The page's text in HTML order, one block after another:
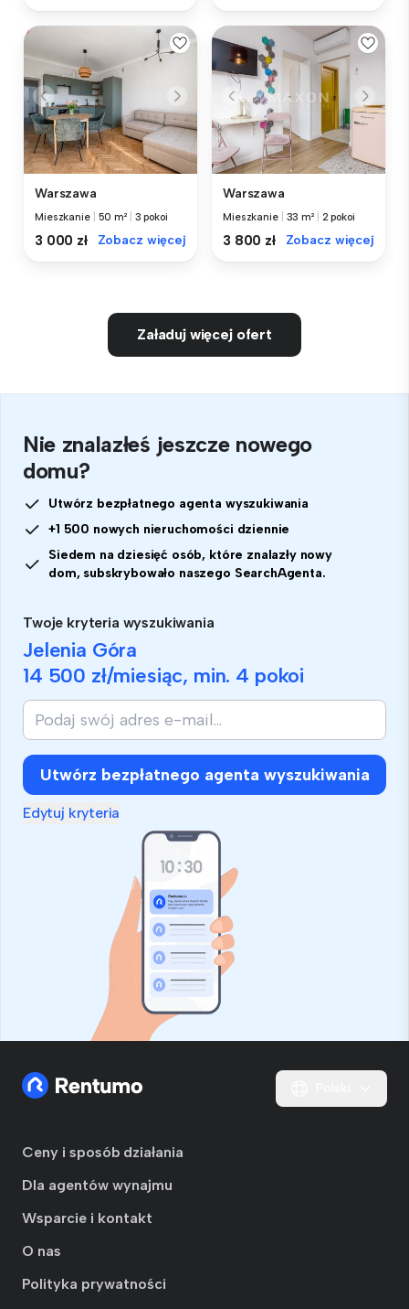
Warszawa
Mieszkanie 50 m² 3 pokoi
3 000 zł Zobacz więcej
Warszawa
Mieszkanie 33 m² 2 pokoi
3 800 zł Zobacz więcej
Załaduj więcej ofert
Nie znalazłeś jeszcze nowego
domu?
Utwórz bezpłatnego agenta wyszukiwania
+1 500 nowych nieruchomości dziennie
Siedem na dziesięć osób, które znalazły nowy
dom, subskrybowało naszego SearchAgenta.
Twoje kryteria wyszukiwania
Jelenia Góra
14 500 zł/miesiąc, min. 4 pokoi
Utwórz bezpłatnego agenta wyszukiwania
Edytuj kryteria
Ceny i sposób działania
Dla agentów wynajmu
Wsparcie i kontakt
O nas
Polityka prywatności